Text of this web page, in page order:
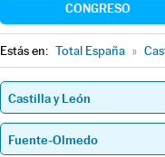
CONGRESO
Estás en: Total España »